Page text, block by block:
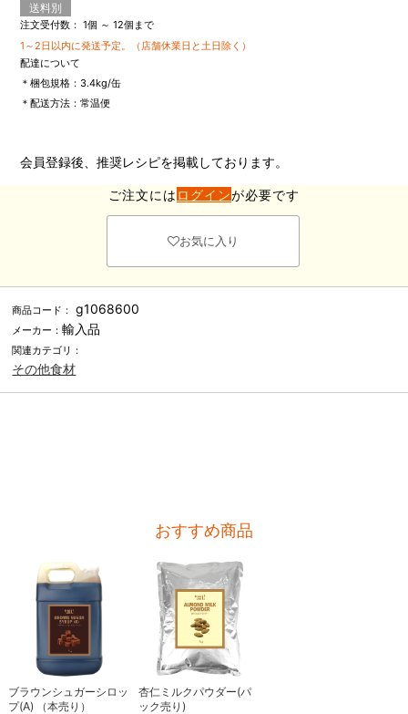
送料別
注文受付数： 1個 ～ 12個まで
1～2日以内に発送予定。（店舗休業日と土日除く）
配達について
＊梱包規格：3.4kg/缶
＊配送方法：常温便
会員登録後、推奨レシピを掲載しております。
ご注文には ログインが必要です
お気に入り
商品コード： g1068600
メーカー：輸入品
関連カテゴリ：
その他食材
おすすめ商品
ブラウンシュガーシロッ
プ(A) （本売り）
杏仁ミルクパウダー(パ
ック売り)